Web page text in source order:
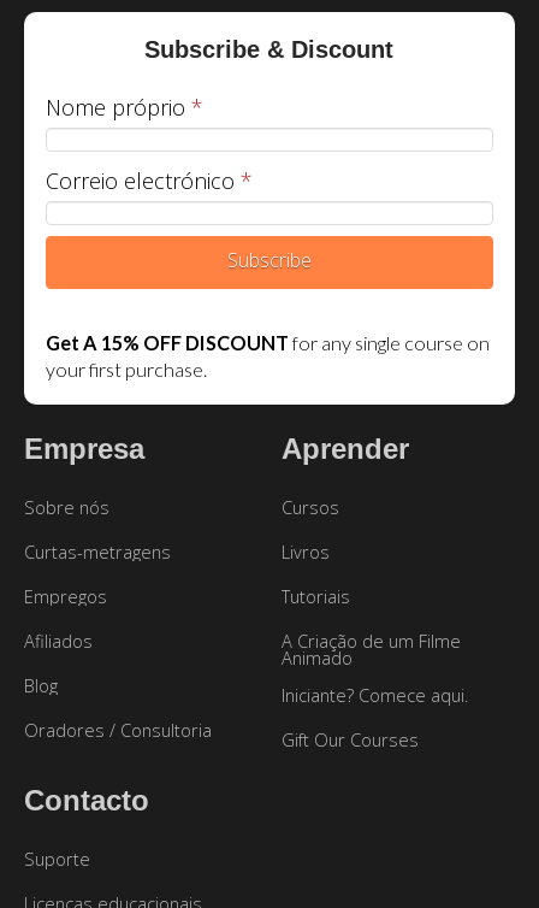
Subscribe & Discount
Nome próprio*
Correio electrónico*
Subscribe
Get A 15% OFF DISCOUNTfor any single course on
your first purchase.
Empresa
Sobre nós
Curtas-metragens
Empregos
Afiliados
Blog
Oradores / Consultoria
Aprender
Cursos
Livros
Tutoriais
A Criação de um Filme
Animado
Iniciante? Comece aqui.
Gift Our Courses
Contacto
Suporte